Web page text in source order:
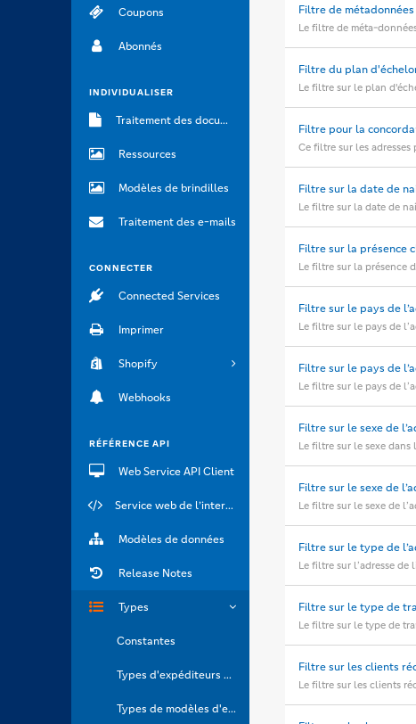
Coupons
Abonnés
INDIVIDUALISER
Traitement des documents
Ressources
Modèles de brindilles
Traitement des e-mails
CONNECTER
Connected Services
Imprimer
Shopify
Webhooks
RÉFÉRENCE API
Web Service API Client
Service web de l’interface API
Modèles de données
Release Notes
Types
Constantes
Types d'expéditeurs d'e-mails
Types de modèles d'e-mails
Filtre de métadonnées
Le filtre de méta-
Filtre du plan
Le filtre sur le plan
Filtre pour la
Ce filtre sur les
Filtre sur la date de
Le filtre sur la date de
Filtre sur la présence
Le filtre sur la présence
Filtre sur le pays de
Le filtre sur le pays de
Filtre sur le pays de
Le filtre sur le pays de
Filtre sur le sexe de
Le filtre sur le sexe dans
Filtre sur le sexe de
Le filtre sur le sexe de
Filtre sur le type de
Le filtre sur l’adresse
Filtre sur le type de
Le filtre sur le type de
Filtre sur les clients
Le filtre sur les clients